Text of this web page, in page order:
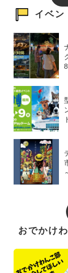
イベン
おでかけ